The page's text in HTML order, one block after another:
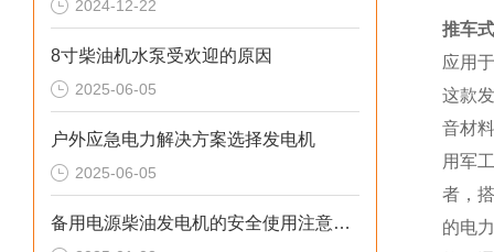
2024-12-22
8寸柴油机水泵受欢迎的原因
2025-06-05
户外应急电力解决方案选择发电机
2025-06-05
备用电源柴油发电机的安全使用注意事项
推车
应用
这款
音材
用军
者，
的电